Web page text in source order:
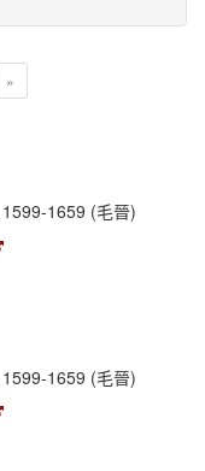
»
1659 (毛晉)
1659 (毛晉)